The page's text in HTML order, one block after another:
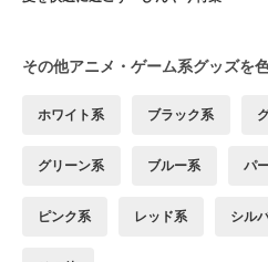
その他アニメ・ゲーム系グッズを
ホワイト系 ブラック系
グリーン系 ブルー系 パ
ピンク系 レッド系 シル